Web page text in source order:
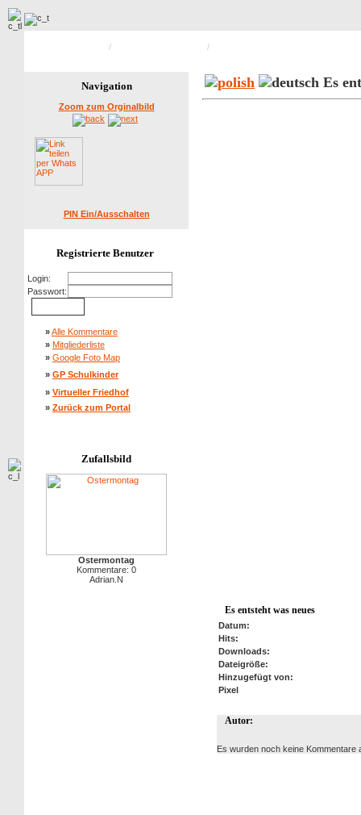
/ /
Navigation
Zoom zum Orginalbild
PIN Ein/Ausschalten
Registrierte Benutzer
Login:
Passwort:
»Alle Kommentare
» Mitgliederliste
» Google Foto Map
» GP Schulkinder
» Virtueller Friedhof
» Zurück zum Portal
Zufallsbild
Ostermontag
Kommentare: 0
Adrian.N
Es
Es entsteht was neues
Datum:
Hits:
Downloads:
Dateigröße:
Hinzugefügt von:
Pixel
Autor:
Es wurden noch keine Kommentare